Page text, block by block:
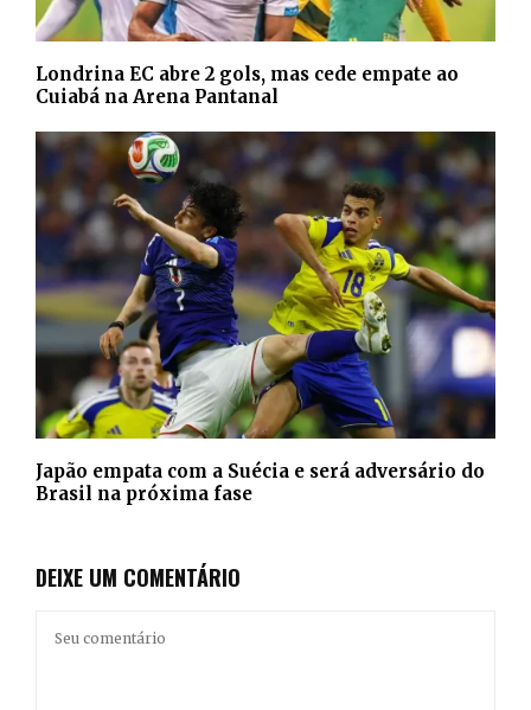
Londrina EC abre 2 gols, mas cede empate ao
Cuiabá na Arena Pantanal
Japão empata com a Suécia e será adversário do
Brasil na próxima fase
DEIXE UM COMENTÁRIO